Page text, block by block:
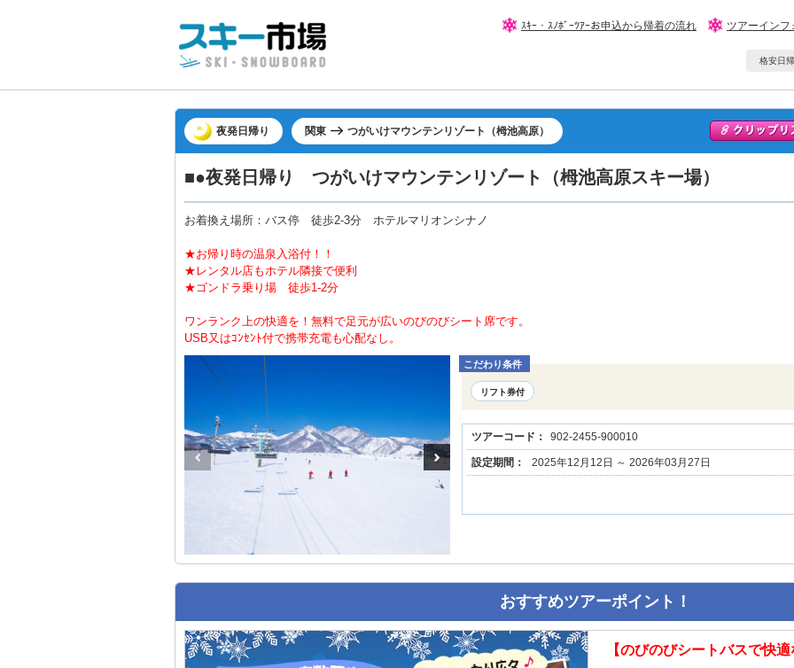
ｽｷｰ・ｽﾉﾎﾞｰﾂｱｰお申込から帰着の流れ ツアーイン
格安日
夜発日帰り 関東 つがいけマウンテンリゾート（栂池高原）
■●夜発日帰り つがいけマウンテンリゾート（栂池高原スキー場）
お着換え場所：バス停 徒歩2-3分 ホテルマリオンシナノ
★お帰り時の温泉入浴付！！
★レンタル店もホテル隣接で便利
★ゴンドラ乗り場 徒歩1-2分
ワンランク上の快適を！無料で足元が広いのびのびシート席です。
USB又はｺﾝｾﾝﾄ付で携帯充電も心配なし。
こだわり条件
リフト券付
ツアーコード： 902-2455-900010
設定期間： 2025年12月12日 ～ 2026年03月27日
おすすめツアーポイント！
【のびのびシートバスで快